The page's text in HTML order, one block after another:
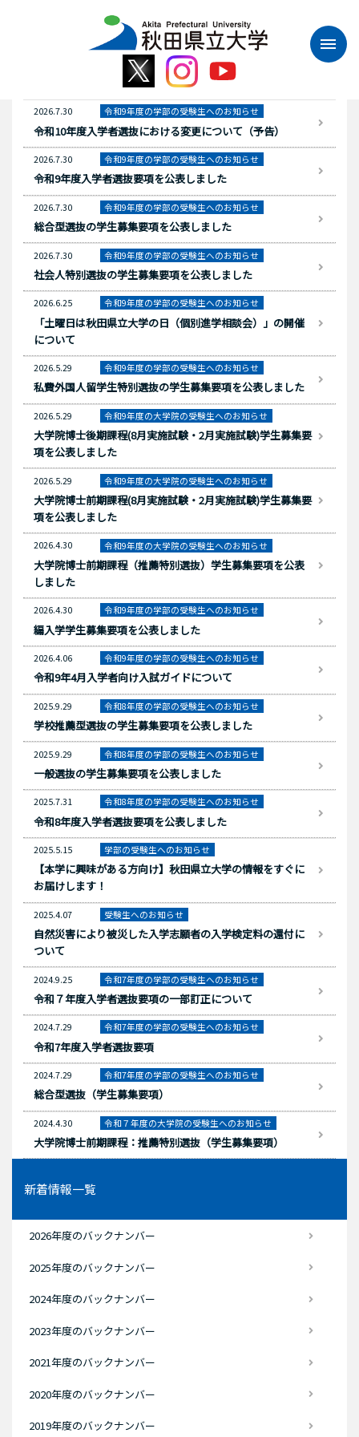
令和9年度の学部の受験生へのお知らせ
2026.7.30
令和10年度入学者選抜における変更について（予告）
令和9年度の学部の受験生へのお知らせ
2026.7.30
令和9年度入学者選抜要項を公表しました
令和9年度の学部の受験生へのお知らせ
2026.7.30
総合型選抜の学生募集要項を公表しました
令和9年度の学部の受験生へのお知らせ
2026.7.30
社会人特別選抜の学生募集要項を公表しました
令和9年度の学部の受験生へのお知らせ
2026.6.25
「土曜日は秋田県立大学の日（個別進学相談会）」の開催
について
令和9年度の学部の受験生へのお知らせ
2026.5.29
私費外国人留学生特別選抜の学生募集要項を公表しました
令和9年度の大学院の受験生へのお知らせ
2026.5.29
大学院博士後期課程(8月実施試験・2月実施試験)学生募集要
項を公表しました
令和9年度の大学院の受験生へのお知らせ
2026.5.29
大学院博士前期課程(8月実施試験・2月実施試験)学生募集要
項を公表しました
令和9年度の大学院の受験生へのお知らせ
2026.4.30
大学院博士前期課程（推薦特別選抜）学生募集要項を公表
しました
令和9年度の学部の受験生へのお知らせ
2026.4.30
編入学学生募集要項を公表しました
令和9年度の学部の受験生へのお知らせ
2026.4.06
令和9年4月入学者向け入試ガイドについて
令和8年度の学部の受験生へのお知らせ
2025.9.29
学校推薦型選抜の学生募集要項を公表しました
令和8年度の学部の受験生へのお知らせ
2025.9.29
一般選抜の学生募集要項を公表しました
令和8年度の学部の受験生へのお知らせ
2025.7.31
令和8年度入学者選抜要項を公表しました
学部の受験生へのお知らせ
2025.5.15
【本学に興味がある方向け】秋田県立大学の情報をすぐに
お届けします！
受験生へのお知らせ
2025.4.07
自然災害により被災した入学志願者の入学検定料の還付に
ついて
令和7年度の学部の受験生へのお知らせ
2024.9.25
令和７年度入学者選抜要項の一部訂正について
令和7年度の学部の受験生へのお知らせ
2024.7.29
令和7年度入学者選抜要項
令和7年度の学部の受験生へのお知らせ
2024.7.29
総合型選抜（学生募集要項）
令和７年度の大学院の受験生へのお知らせ
2024.4.30
大学院博士前期課程：推薦特別選抜（学生募集要項）
新着情報一覧
2026年度のバックナンバー
2025年度のバックナンバー
2024年度のバックナンバー
2023年度のバックナンバー
2021年度のバックナンバー
2020年度のバックナンバー
2019年度のバックナンバー